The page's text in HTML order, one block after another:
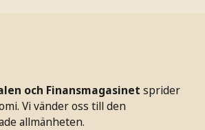
och Finansmagasinet sprider
Vi vänder oss till den
allmänheten.